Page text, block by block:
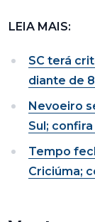
LEIA MAIS:
SC terá
diante de
Nevoeiro
Sul;
Tempo
Criciúma;